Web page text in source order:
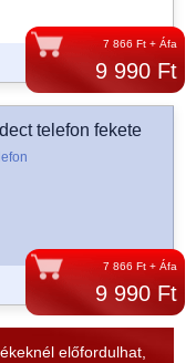
7 866 Ft + Áfa
9 990 Ft
7 866 Ft + Áfa
9 990 Ft
telefon fekete
előfordulhat,